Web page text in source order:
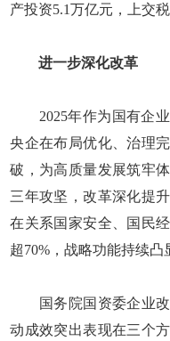
产投资5.1万亿元，上交税
进一步深化改革
2025年作为国有企业
央企在布局优化、治理
破，为高质量发展筑牢
三年攻坚，改革深化提
在关系国家安全、国民
超70%，战略功能持续凸
国务院国资委企业改
动成效突出表现在三个